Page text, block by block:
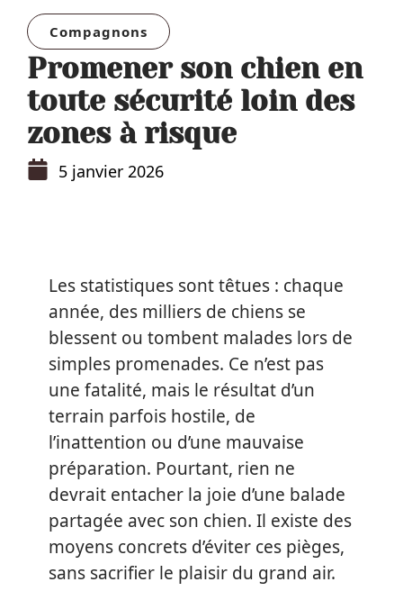
Compagnons
Promener son chien en
toute sécurité loin des
zones à risque
5 janvier 2026
Les statistiques sont têtues : chaque
année, des milliers de chiens se
blessent ou tombent malades lors de
simples promenades. Ce n’est pas
une fatalité, mais le résultat d’un
terrain parfois hostile, de
l’inattention ou d’une mauvaise
préparation. Pourtant, rien ne
devrait entacher la joie d’une balade
partagée avec son chien. Il existe des
moyens concrets d’éviter ces pièges,
sans sacrifier le plaisir du grand air.